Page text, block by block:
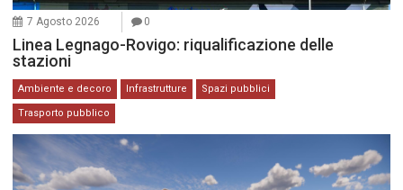
7 Agosto 2026 0
Linea Legnago-Rovigo: riqualificazione delle
stazioni
Ambiente e decoro Infrastrutture Spazi pubblici
Trasporto pubblico